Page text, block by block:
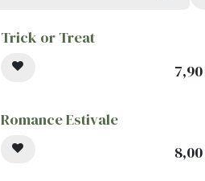
Trick or Treat
7,90
Romance Estivale
8,00